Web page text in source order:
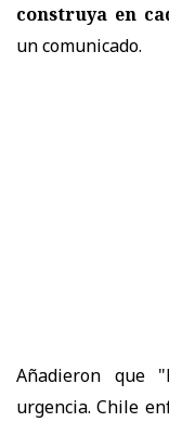
construya en
un comunicado.
Añadieron que
urgencia. Chile